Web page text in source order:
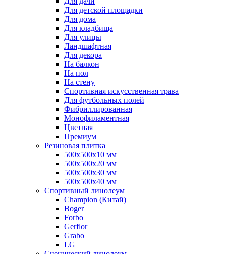
Для детской площадки
Для дома
Для кладбища
Для улицы
Ландшафтная
Для декора
На балкон
На пол
На стену
Спортивная искусственная трава
Для футбольных полей
Фибриллированная
Монофиламентная
Цветная
Премиум
Резиновая плитка
500х500х10 мм
500х500х20 мм
500х500х30 мм
500х500х40 мм
Спортивный линолеум
Champion (Китай)
Boger
Forbo
Gerflor
Grabo
LG